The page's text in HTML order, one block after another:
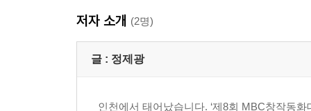
저자 소개 (2명)
글 : 정제광
인천에서 태어났습니다. ‘제8회 MBC창작동